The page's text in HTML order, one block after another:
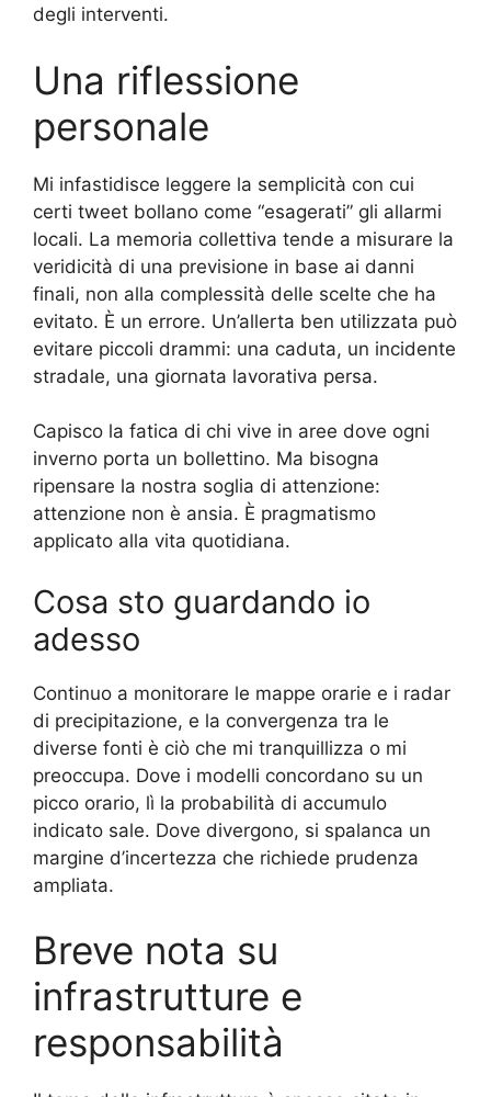
degli interventi.
Una riflessione
personale
Mi infastidisce leggere la semplicità con cui
certi tweet bollano come “esagerati” gli allarmi
locali. La memoria collettiva tende a misurare la
veridicità di una previsione in base ai danni
finali, non alla complessità delle scelte che ha
evitato. È un errore. Un’allerta ben utilizzata può
evitare piccoli drammi: una caduta, un incidente
stradale, una giornata lavorativa persa.
Capisco la fatica di chi vive in aree dove ogni
inverno porta un bollettino. Ma bisogna
ripensare la nostra soglia di attenzione:
attenzione non è ansia. È pragmatismo
applicato alla vita quotidiana.
Cosa sto guardando io
adesso
Continuo a monitorare le mappe orarie e i radar
di precipitazione, e la convergenza tra le
diverse fonti è ciò che mi tranquillizza o mi
preoccupa. Dove i modelli concordano su un
picco orario, lì la probabilità di accumulo
indicato sale. Dove divergono, si spalanca un
margine d’incertezza che richiede prudenza
ampliata.
Breve nota su
infrastrutture e
responsabilità